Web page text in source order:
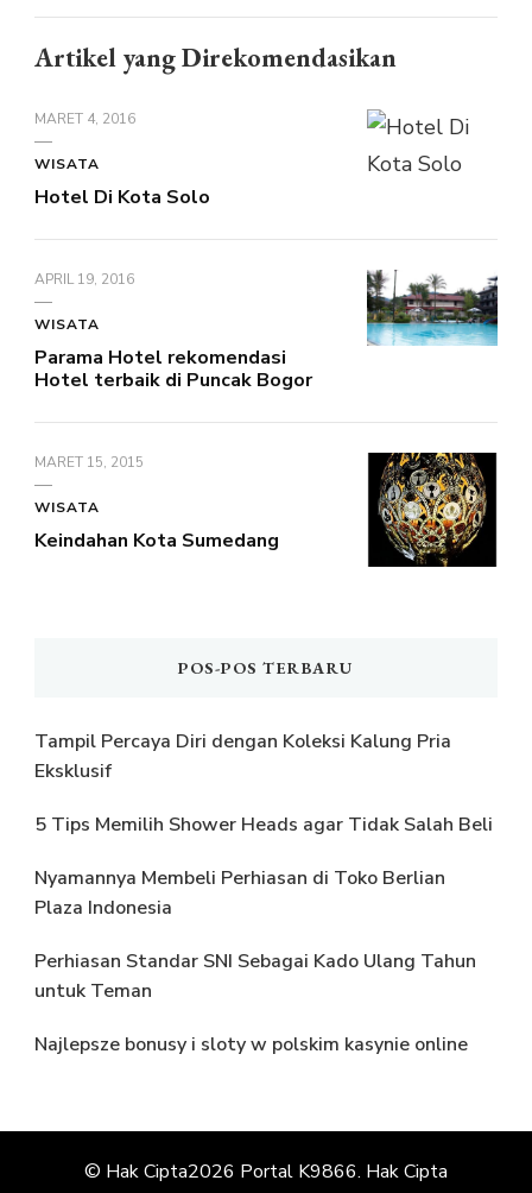
Artikel yang Direkomendasikan
MARET 4, 2016
WISATA
Hotel Di Kota Solo
APRIL 19, 2016
WISATA
Parama Hotel rekomendasi
Hotel terbaik di Puncak Bogor
MARET 15, 2015
WISATA
Keindahan Kota Sumedang
POS-POS TERBARU
Tampil Percaya Diri dengan Koleksi Kalung Pria
Eksklusif
5 Tips Memilih Shower Heads agar Tidak Salah Beli
Nyamannya Membeli Perhiasan di Toko Berlian
Plaza Indonesia
Perhiasan Standar SNI Sebagai Kado Ulang Tahun
untuk Teman
Najlepsze bonusy i sloty w polskim kasynie online
© Hak Cipta2026 Portal K9866. Hak Cipta